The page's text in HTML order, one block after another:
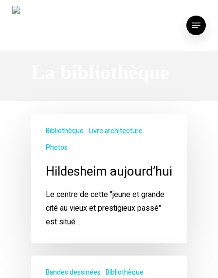
Skip
Menu
Bibliothèque Livre architecture
Photos
Hildesheim aujourd’hui
Le centre de cette "jeune et grande
cité au vieux et prestigieux passé"
est situé…
Bandes dessinées Bibliothèque